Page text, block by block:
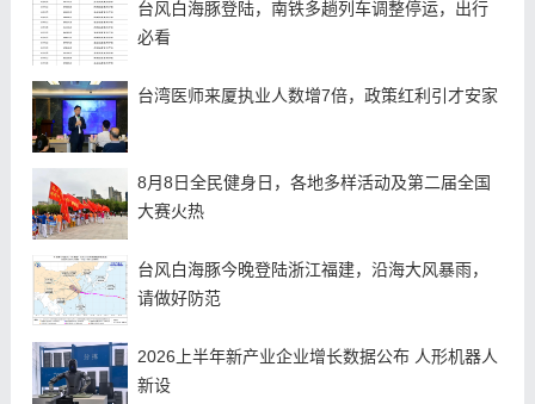
台风白海豚登陆，南铁多趟列车调整停运，出行
必看
台湾医师来厦执业人数增7倍，政策红利引才安家
8月8日全民健身日，各地多样活动及第二届全国
大赛火热
台风白海豚今晚登陆浙江福建，沿海大风暴雨，
请做好防范
2026上半年新产业企业增长数据公布 人形机器人
新设